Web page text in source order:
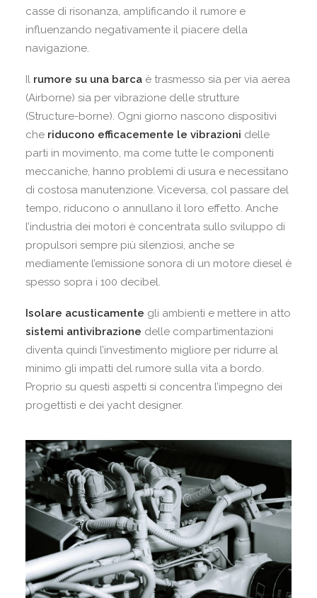
casse di risonanza, amplificando il rumore e
influenzando negativamente il piacere della
navigazione.
Il rumore su una barca è trasmesso sia per via aerea
(Airborne) sia per vibrazione delle strutture
(Structure-borne). Ogni giorno nascono dispositivi
che riducono efficacemente le vibrazioni delle
parti in movimento, ma come tutte le componenti
meccaniche, hanno problemi di usura e necessitano
di costosa manutenzione. Viceversa, col passare del
tempo, riducono o annullano il loro effetto. Anche
l’industria dei motori è concentrata sullo sviluppo di
propulsori sempre più silenziosi, anche se
mediamente l’emissione sonora di un motore diesel è
spesso sopra i 100 decibel.
Isolare acusticamente gli ambienti e mettere in atto
sistemi antivibrazione delle compartimentazioni
diventa quindi l’investimento migliore per ridurre al
minimo gli impatti del rumore sulla vita a bordo.
Proprio su questi aspetti si concentra l’impegno dei
progettisti e dei yacht designer.